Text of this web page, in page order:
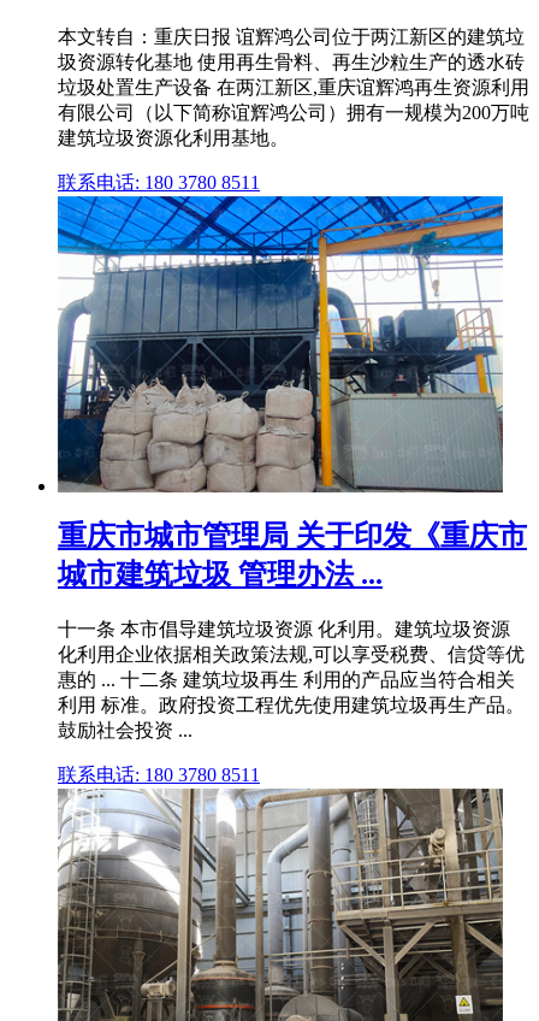
本文转自：重庆日报 谊辉鸿公司位于两江新区的建筑垃
圾资源转化基地 使用再生骨料、再生沙粒生产的透水砖
垃圾处置生产设备 在两江新区,重庆谊辉鸿再生资源利用
有限公司（以下简称谊辉鸿公司）拥有一规模为200万吨
建筑垃圾资源化利用基地。
联系电话: 180 3780 8511
重庆市城市管理局 关于印发《重庆市
城市建筑垃圾 管理办法 ...
十一条 本市倡导建筑垃圾资源 化利用。建筑垃圾资源
化利用企业依据相关政策法规,可以享受税费、信贷等优
惠的 ... 十二条 建筑垃圾再生 利用的产品应当符合相关
利用 标准。政府投资工程优先使用建筑垃圾再生产品。
鼓励社会投资 ...
联系电话: 180 3780 8511